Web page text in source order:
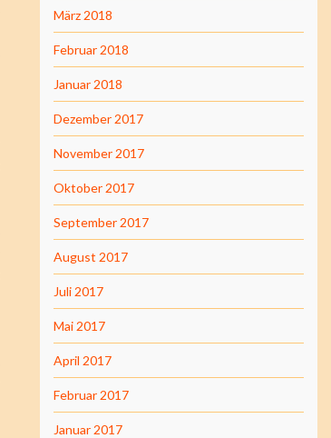
März 2018
Februar 2018
Januar 2018
Dezember 2017
November 2017
Oktober 2017
September 2017
August 2017
Juli 2017
Mai 2017
April 2017
Februar 2017
Januar 2017